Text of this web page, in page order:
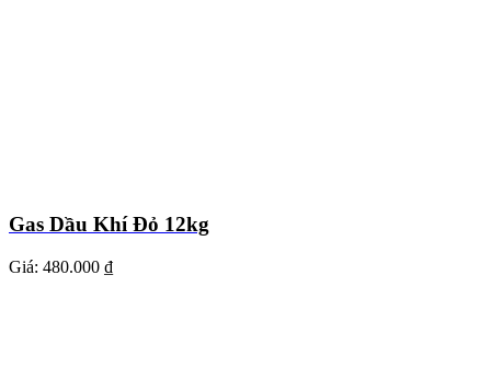
Gas Dầu Khí Đỏ 12kg
Giá: 480.000 ₫